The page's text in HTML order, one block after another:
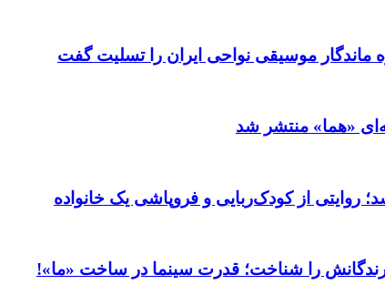
موسیقی نواحی ایران را تسلیت گفت
«هما» منتشر شد
روایتی از کودک‌ربایی و فروپاشی یک خانواده
را شناخت؛ قدرت سینما در ساخت «ما»!